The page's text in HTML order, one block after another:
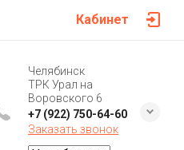
Кабинет
Челябинск
ТРК Урал на
Воровского 6
+7 (922) 750-64-60
Заказать звонок